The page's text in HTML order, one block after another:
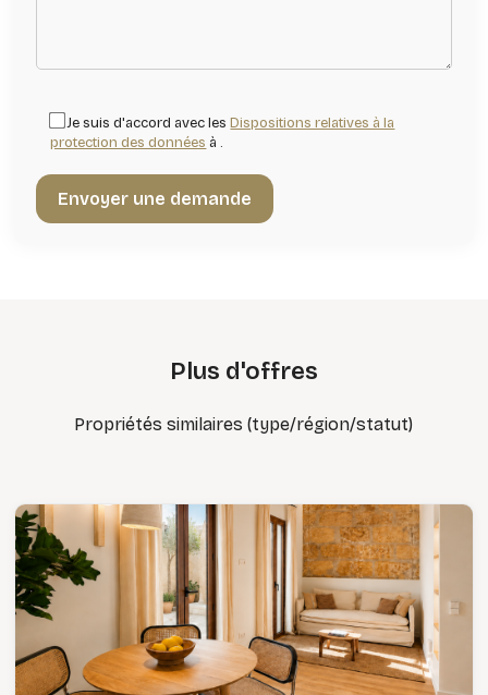
Je suis d'accord avec lesDispositions relatives à la
protection des données à .
Plus d'offres
Propriétés similaires (type/région/statut)